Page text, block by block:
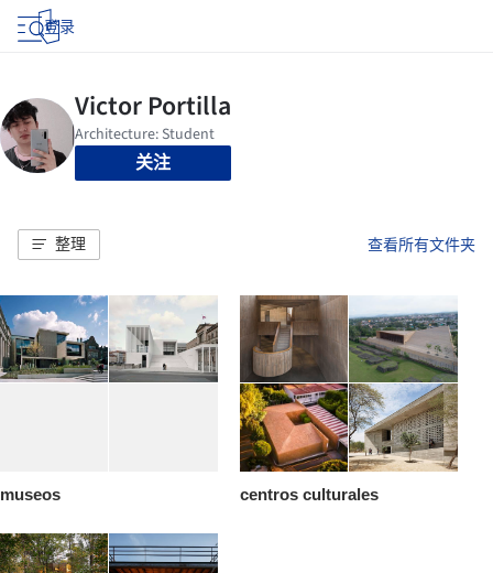
登录
关注
整理 查看所有文件夹
museos centros culturales